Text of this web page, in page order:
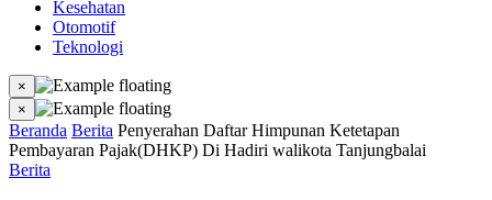
Kesehatan
Otomotif
Teknologi
×
×
Beranda Berita Penyerahan Daftar Himpunan Ketetapan
Pembayaran Pajak(DHKP) Di Hadiri walikota Tanjungbalai
Berita